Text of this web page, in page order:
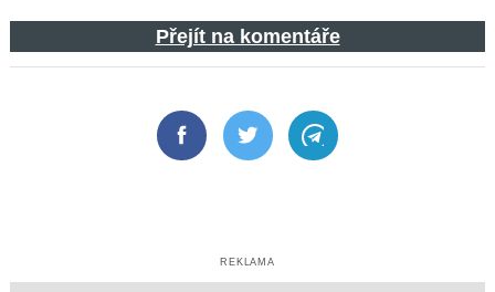
Přejít na komentáře
FacebookTwitter Telegram
REKLAMA